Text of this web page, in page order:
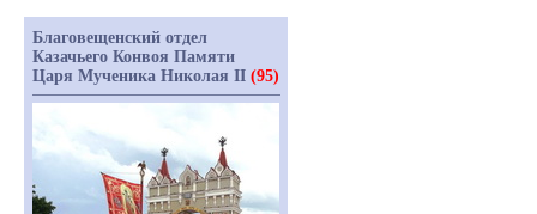
Благовещенский отдел
Казачьего Конвоя Памяти
Царя Мученика Николая II (95)